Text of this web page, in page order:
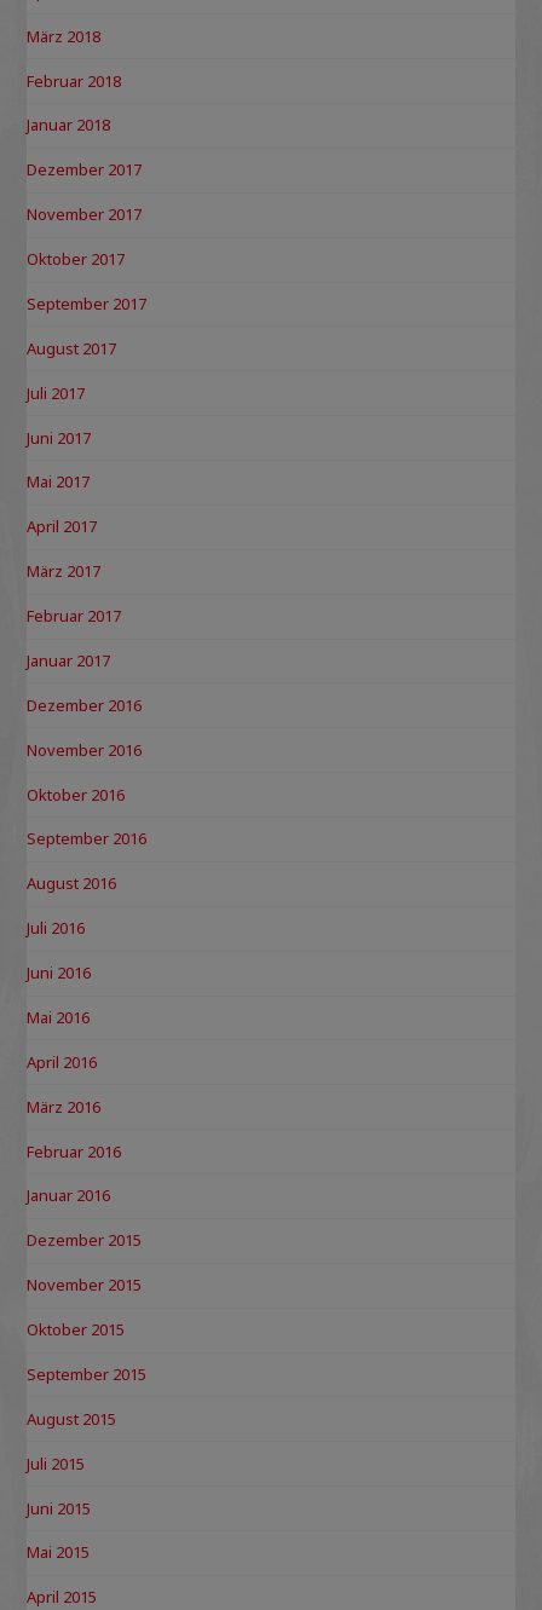
März 2018
Februar 2018
Januar 2018
Dezember 2017
November 2017
Oktober 2017
September 2017
August 2017
Juli 2017
Juni 2017
Mai 2017
April 2017
März 2017
Februar 2017
Januar 2017
Dezember 2016
November 2016
Oktober 2016
September 2016
August 2016
Juli 2016
Juni 2016
Mai 2016
April 2016
März 2016
Februar 2016
Januar 2016
Dezember 2015
November 2015
Oktober 2015
September 2015
August 2015
Juli 2015
Juni 2015
Mai 2015
April 2015